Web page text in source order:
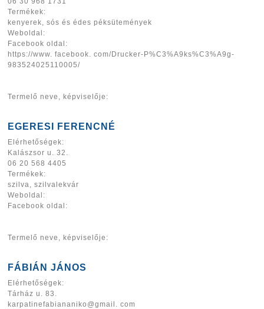
Termékek:
kenyerek, sós és édes péksütemények
Weboldal:
Facebook oldal:
https://www. facebook. com/Drucker-P%C3%A9ks%C3%A9g-
983524025110005/
Termelő neve, képviselője:
EGERESI FERENCNÉ
Elérhetőségek:
Kalászsor u. 32.
06 20 568 4405
Termékek:
szilva, szilvalekvár
Weboldal:
Facebook oldal:
Termelő neve, képviselője:
FÁBIÁN JÁNOS
Elérhetőségek:
Tárház u. 83.
karpatinefabiananiko@gmail. com